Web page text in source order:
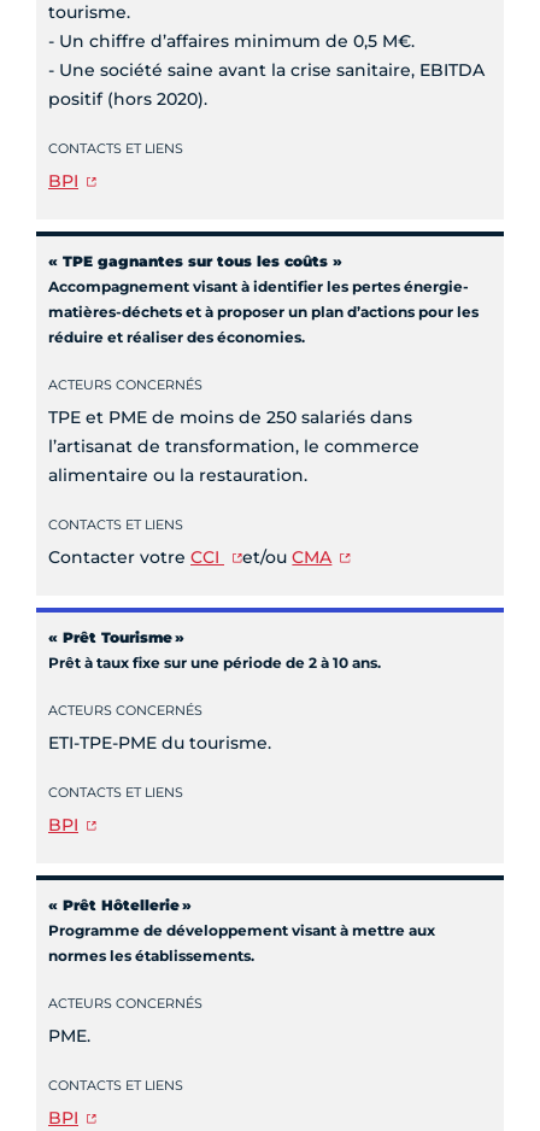
tourisme.
- Un chiffre d’affaires minimum de 0,5 M€.
- Une société saine avant la crise sanitaire, EBITDA
positif (hors 2020).
CONTACTS ET LIENS
BPI
« TPE gagnantes sur tous les coûts »
Accompagnement visant à identifier les pertes énergie-
matières-déchets et à proposer un plan d’actions pour les
réduire et réaliser des économies.
ACTEURS CONCERNÉS
TPE et PME de moins de 250 salariés dans
l’artisanat de transformation, le commerce
alimentaire ou la restauration.
CONTACTS ET LIENS
Contacter votre CCI et/ouCMA
« Prêt Tourisme»
Prêt à taux fixe sur une période de 2 à 10 ans.
ACTEURS CONCERNÉS
ETI-TPE-PME du tourisme.
CONTACTS ET LIENS
BPI
« Prêt Hôtellerie»
Programme de développement visant à mettre aux
normes les établissements.
ACTEURS CONCERNÉS
PME.
CONTACTS ET LIENS
BPI